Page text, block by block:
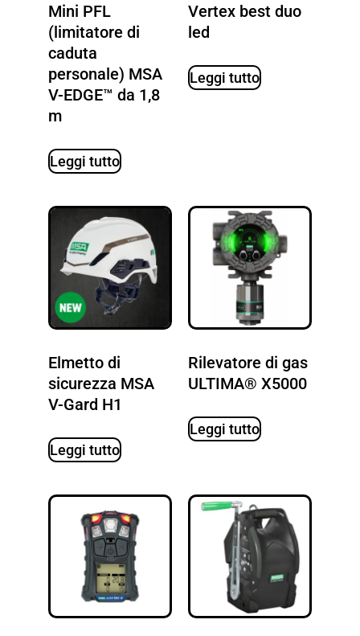
Mini PFL
(limitatore di
caduta
personale) MSA
V-EDGE™ da 1,8
m
Leggi tutto
Vertex best duo
led
Leggi tutto
Elmetto di
sicurezza MSA
V-Gard H1
Leggi tutto
Rilevatore di gas
ULTIMA® X5000
Leggi tutto